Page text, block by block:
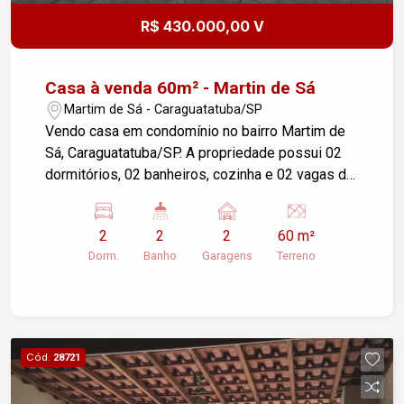
de bancos, farmácias, comércios, restaurantes,
escolas e com fácil fluxo para as principais vias
hoje mesmo!
R$ 430.000,00 V
Casa à venda 60m² - Martin de Sá
Martim de Sá - Caraguatatuba/SP
Vendo casa em condomínio no bairro Martim de
Sá, Caraguatatuba/SP. A propriedade possui 02
dormitórios, 02 banheiros, cozinha e 02 vagas de
quem busca conforto e segurança em uma
localização privilegiada. Entre em contato para
mais informações ou para agendar uma visita!
2
Dorm.
2
Banho
2
Garagens
60 m²
Terreno
Cód. 28721